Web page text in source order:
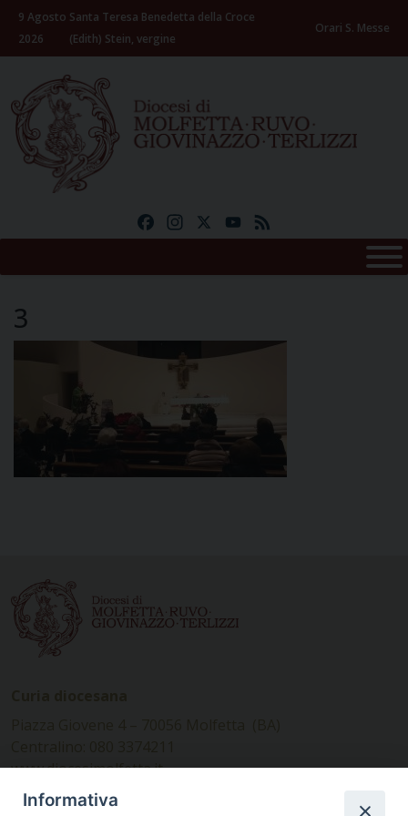
Skip
content
9 Agosto
2026
Santa Teresa Benedetta della Croce
(Edith) Stein, vergine
Orari S. Messe
FacebookInstagramYouTube
3
www.diocesimolfetta.it –
diocesimolfetta@pec.chiesacattolica.it
Informativa